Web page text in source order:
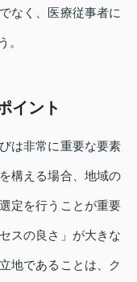
なく、医療従事者に
。
イント
は非常に重要な要素
構える場合、地域の
定を行うことが重要
スの良さ」が大きな
地であることは、ク